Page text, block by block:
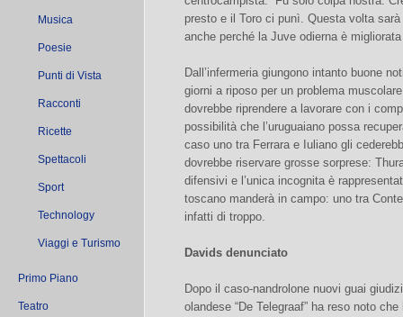
Musica
Poesie
Punti di Vista
Racconti
Ricette
Spettacoli
Sport
Technology
Viaggi e Turismo
Primo Piano
Teatro
presto e il Toro ci punì. Questa volta
anche perché la Juve odierna è
Dall’infermeria giungono intanto buone
giorni a riposo per un problema
dovrebbe riprendere a lavorare con i
possibilità che l’uruguaiano possa
caso uno tra Ferrara e Iuliano gli
dovrebbe riservare grosse sorprese:
difensivi e l’unica incognita è
toscano manderà in campo: uno tra
infatti di troppo.
Davids denunciato
Dopo il caso-nandrolone nuovi guai
olandese “De Telegraaf” ha reso noto